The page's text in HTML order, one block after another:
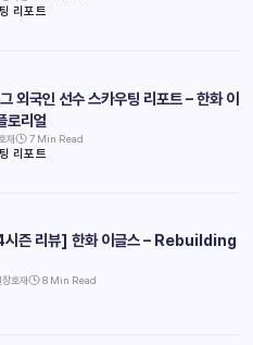
리포트
국인 선수 스카우팅 리포트 – 한화 이
로리얼
재 7 Min Read
리포트
시즌 리뷰] 한화 이글스 – Rebuilding
장호재 8 Min Read